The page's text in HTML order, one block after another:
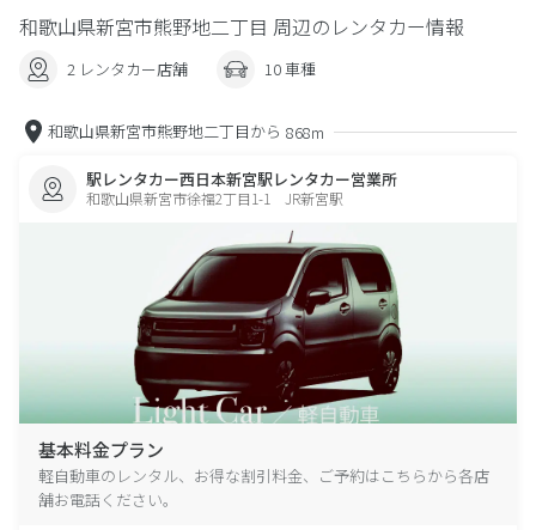
和歌山県新宮市熊野地二丁目 周辺のレンタカー情報
2 レンタカー店舗 10 車種
和歌山県新宮市熊野地二丁目から 868m
駅レンタカー西日本新宮駅レンタカー営業所
和歌山県新宮市徐福2丁目1-1 JR新宮駅
基本料金プラン
軽自動車のレンタル、お得な割引料金、ご予約はこちらから各店
舗お電話ください。